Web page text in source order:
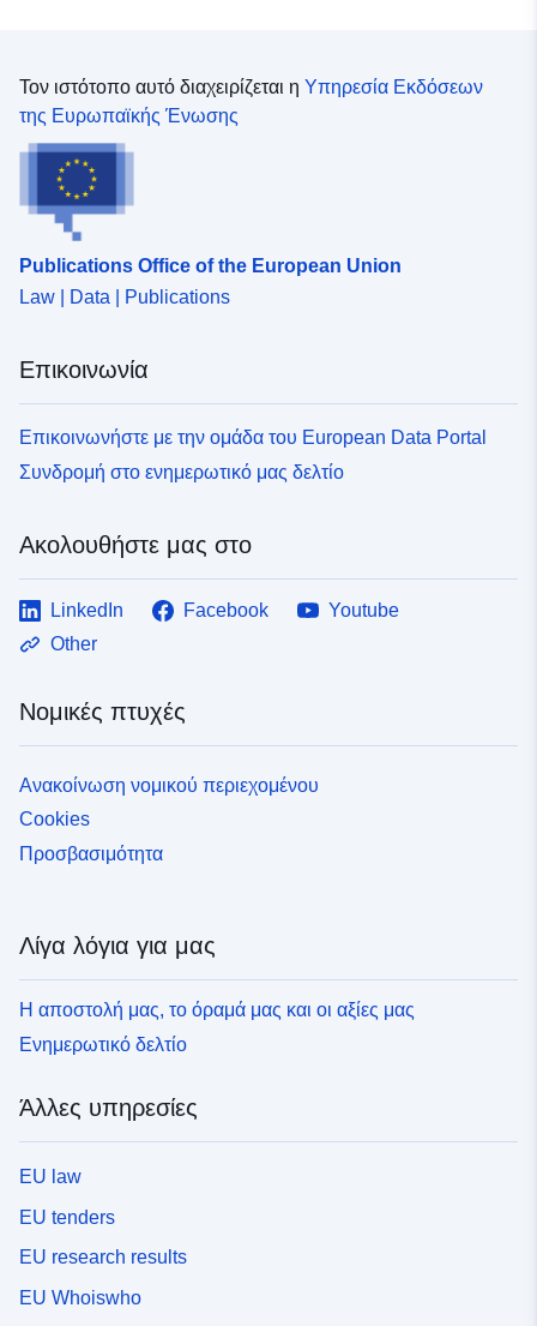
Τον ιστότοπο αυτό διαχειρίζεται η Υπηρεσία Εκδόσεων
της Ευρωπαϊκής Ένωσης
Publications Office of the European Union
Law | Data | Publications
Επικοινωνία
Επικοινωνήστε με την ομάδα του European Data Portal
Συνδρομή στο ενημερωτικό μας δελτίο
Ακολουθήστε μας στο
LinkedIn Facebook
Youtube
Other
Νομικές πτυχές
Ανακοίνωση νομικού περιεχομένου
Cookies
Προσβασιμότητα
Λίγα λόγια για μας
Η αποστολή μας, το όραμά μας και οι αξίες μας
Ενημερωτικό δελτίο
Άλλες υπηρεσίες
EU law
EU tenders
EU research results
EU Whoiswho